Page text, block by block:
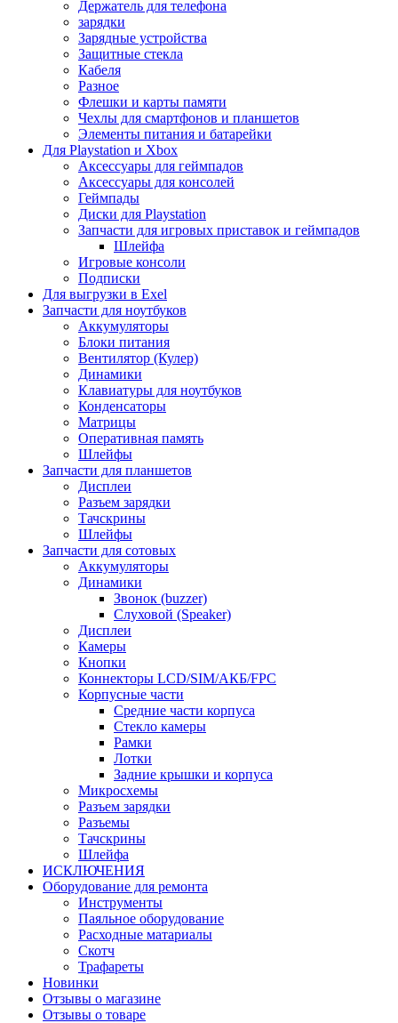
Держатель для телефона
зарядки
Зарядные устройства
Защитные стекла
Кабеля
Разное
Флешки и карты памяти
Чехлы для смартфонов и планшетов
Элементы питания и батарейки
Для Playstation и Xbox
Аксессуары для геймпадов
Аксессуары для консолей
Геймпады
Диски для Playstation
Запчасти для игровых приставок и геймпадов
Шлейфа
Игровые консоли
Подписки
Для выгрузки в Exel
Запчасти для ноутбуков
Аккумуляторы
Блоки питания
Вентилятор (Кулер)
Динамики
Клавиатуры для ноутбуков
Конденсаторы
Матрицы
Оперативная память
Шлейфы
Запчасти для планшетов
Дисплеи
Разъем зарядки
Тачскрины
Шлейфы
Запчасти для сотовых
Аккумуляторы
Динамики
Звонок (buzzer)
Слуховой (Speaker)
Дисплеи
Камеры
Кнопки
Коннекторы LCD/SIM/АКБ/FPC
Корпусные части
Средние части корпуса
Стекло камеры
Рамки
Лотки
Задние крышки и корпуса
Микросхемы
Разъем зарядки
Разъемы
Тачскрины
Шлейфа
ИСКЛЮЧЕНИЯ
Оборудование для ремонта
Инструменты
Паяльное оборудование
Расходные матариалы
Скотч
Трафареты
Новинки
Отзывы о магазине
Отзывы о товаре